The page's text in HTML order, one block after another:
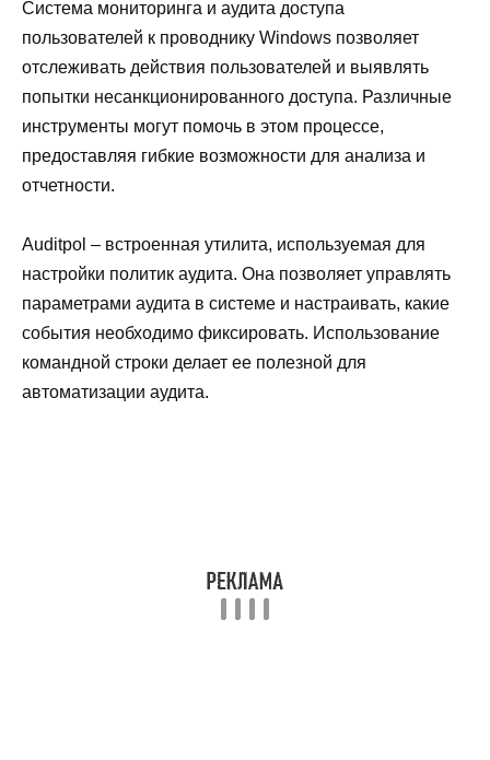
Система мониторинга и аудита доступа
пользователей к проводнику Windows позволяет
отслеживать действия пользователей и выявлять
попытки несанкционированного доступа. Различные
инструменты могут помочь в этом процессе,
предоставляя гибкие возможности для анализа и
отчетности.
Auditpol – встроенная утилита, используемая для
настройки политик аудита. Она позволяет управлять
параметрами аудита в системе и настраивать, какие
события необходимо фиксировать. Использование
командной строки делает ее полезной для
автоматизации аудита.